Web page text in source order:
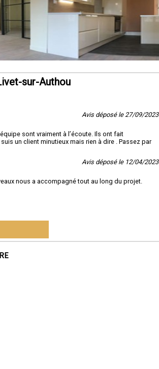
sur-Authou
Avis déposé le 27/09/2023
sont vraiment à l’écoute. Ils ont fait
un client minutieux mais rien à dire . Passez par
Avis déposé le 12/04/2023
nous a accompagné tout au long du projet.